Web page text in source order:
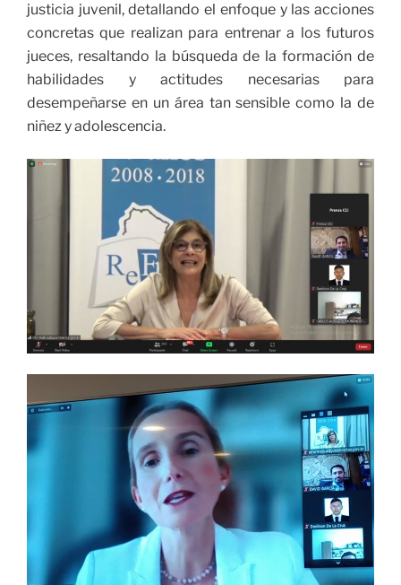
justicia juvenil, detallando el enfoque y las acciones
concretas que realizan para entrenar a los futuros
jueces, resaltando la búsqueda de la formación de
habilidades y actitudes necesarias para
desempeñarse en un área tan sensible como la de
niñez y adolescencia.